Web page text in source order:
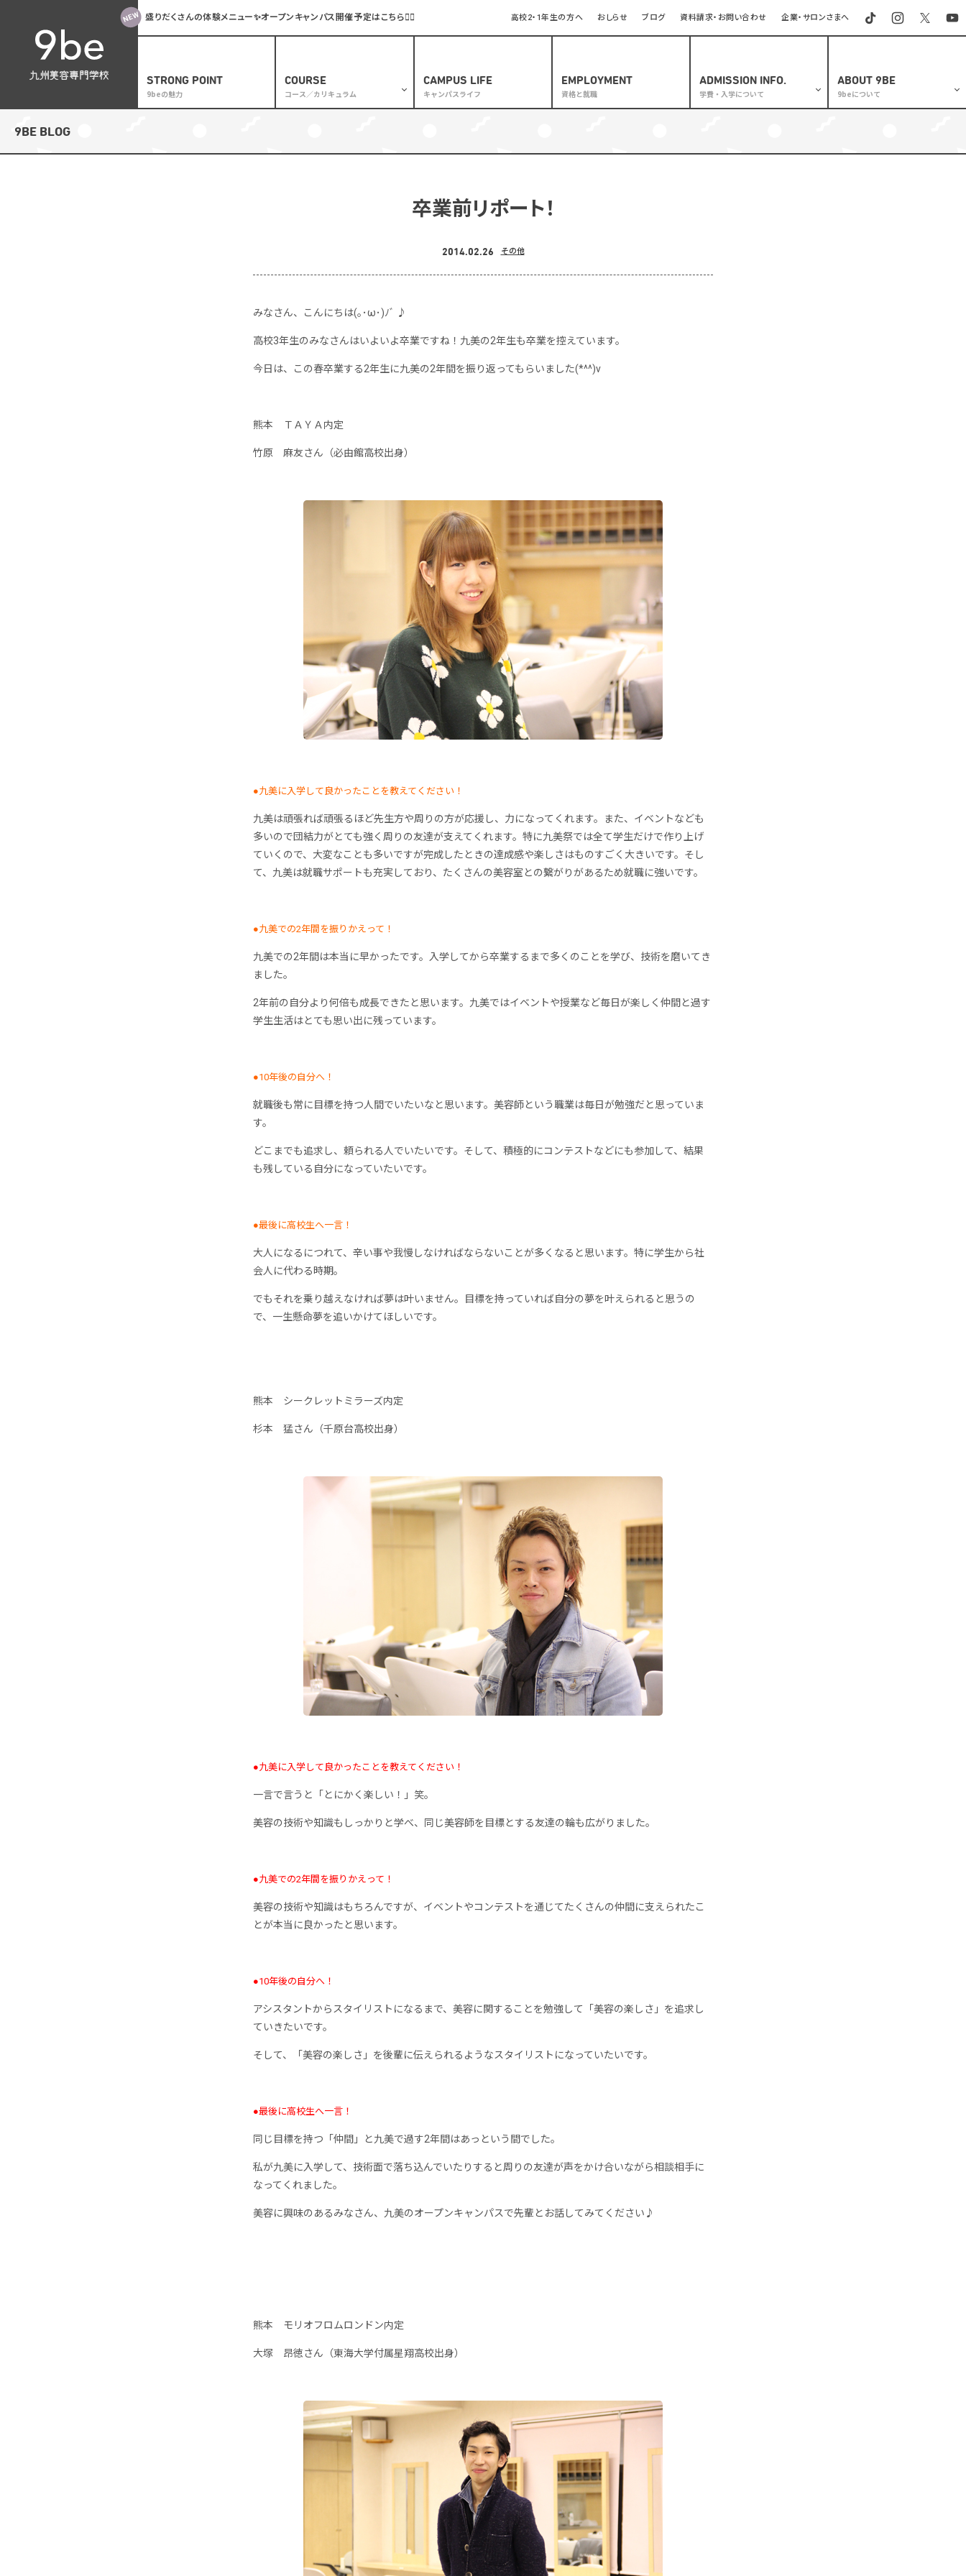
9beの魅力
STRONG POINT
コース／カリキュラム
COURSE
カリキュラム
一般の方対象 フェイシャルエステティックコース
キャンパスライフ
CAMPUS LIFE
資格と就職
EMPLOYMENT
学費・入学について
ADMISSION INFO.
専門課程
9beについて
ABOUT 9BE
学校長挨拶
盛りだくさんの体験メニュー✨オープンキャンパス開催予定はこちら🏃‍♂️ 高校2・1年生の方へ おしらせ ブログ 資料請求・お問い合わせ 企業・サロンさまへ
9BE BLOG
卒業前リポート！
2014.02.26 その他
みなさん、こんにちは(｡･ω･)ﾉﾞ ♪
高校3年生のみなさんはいよいよ卒業ですね！九美の2年生も卒業を控えています。
今日は、この春卒業する2年生に九美の2年間を振り返ってもらいました(*^^)v
熊本 ＴＡＹＡ内定
竹原 麻友さん（必由館高校出身）
●九美に入学して良かったことを教えてください！
九美は頑張れば頑張るほど先生方や周りの方が応援し、力になってくれます。また、イベントなども
多いので団結力がとても強く周りの友達が支えてくれます。特に九美祭では全て学生だけで作り上げ
ていくので、大変なことも多いですが完成したときの達成感や楽しさはものすごく大きいです。そし
て、九美は就職サポートも充実しており、たくさんの美容室との繋がりがあるため就職に強いです。
●九美での2年間を振りかえって！
九美での2年間は本当に早かったです。入学してから卒業するまで多くのことを学び、技術を磨いてき
ました。
2年前の自分より何倍も成長できたと思います。九美ではイベントや授業など毎日が楽しく仲間と過す
学生生活はとても思い出に残っています。
●10年後の自分へ！
就職後も常に目標を持つ人間でいたいなと思います。美容師という職業は毎日が勉強だと思っていま
す。
どこまでも追求し、頼られる人でいたいです。そして、積極的にコンテストなどにも参加して、結果
も残している自分になっていたいです。
●最後に高校生へ一言！
大人になるにつれて、辛い事や我慢しなければならないことが多くなると思います。特に学生から社
会人に代わる時期。
でもそれを乗り越えなければ夢は叶いません。目標を持っていれば自分の夢を叶えられると思うの
で、一生懸命夢を追いかけてほしいです。
熊本 シークレットミラーズ内定
杉本 猛さん（千原台高校出身）
●九美に入学して良かったことを教えてください！
一言で言うと「とにかく楽しい！」笑。
美容の技術や知識もしっかりと学べ、同じ美容師を目標とする友達の輪も広がりました。
●九美での2年間を振りかえって！
美容の技術や知識はもちろんですが、イベントやコンテストを通じてたくさんの仲間に支えられたこ
とが本当に良かったと思います。
●10年後の自分へ！
アシスタントからスタイリストになるまで、美容に関することを勉強して「美容の楽しさ」を追求し
ていきたいです。
そして、「美容の楽しさ」を後輩に伝えられるようなスタイリストになっていたいです。
●最後に高校生へ一言！
同じ目標を持つ「仲間」と九美で過す2年間はあっという間でした。
私が九美に入学して、技術面で落ち込んでいたりすると周りの友達が声をかけ合いながら相談相手に
なってくれました。
美容に興味のあるみなさん、九美のオープンキャンパスで先輩とお話してみてください♪
熊本 モリオフロムロンドン内定
大塚 昂徳さん（東海大学付属星翔高校出身）